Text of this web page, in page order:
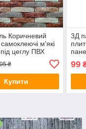
Коричневий
м'які
під цеглу ПВХ
(340)
₴
Купити
3Д
99